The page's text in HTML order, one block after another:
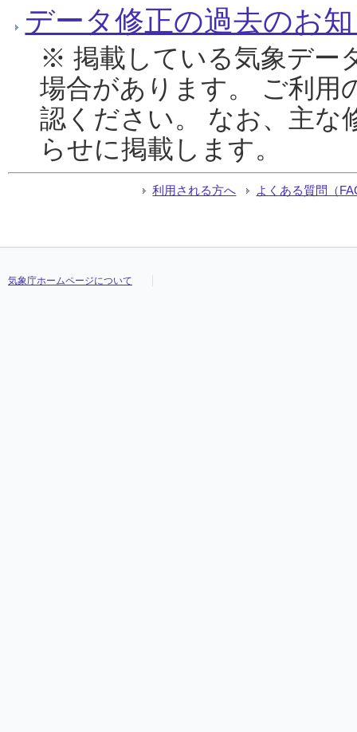
データ修正の過去のお
※ 掲載している気象デー
場合があります。 ご利用
認ください。 なお、主な
らせに掲載します。
利用される方へ よくある質問（
気象庁ホームページについて